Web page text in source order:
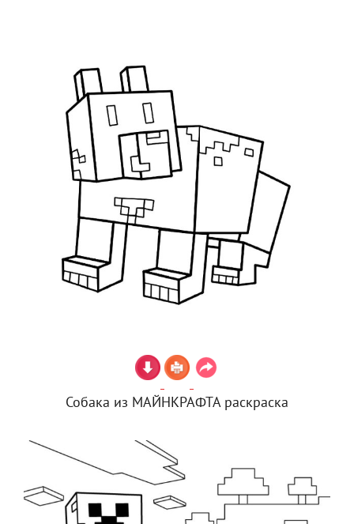
Собака из МАЙНКРАФТА раскраска